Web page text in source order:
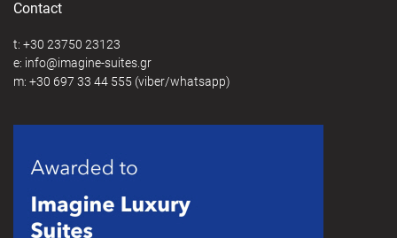
Contact
t: +30 23750 23123
e:
@
m: +30 697 33 44 555 (viber/whatsapp)